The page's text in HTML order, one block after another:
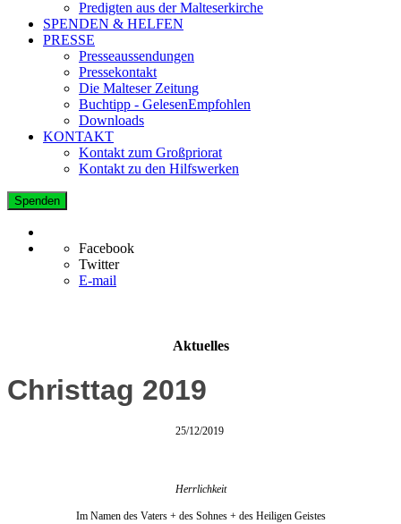
Predigten aus der Malteserkirche
SPENDEN & HELFEN
PRESSE
Presseaussendungen
Pressekontakt
Die Malteser Zeitung
Buchtipp - GelesenEmpfohlen
Downloads
KONTAKT
Kontakt zum Großpriorat
Kontakt zu den Hilfswerken
Spenden
Facebook
Twitter
E-mail
Aktuelles
Christtag 2019
25/12/2019
Herrlichkeit
Im Namen des Vaters + des Sohnes + des Heiligen Geistes